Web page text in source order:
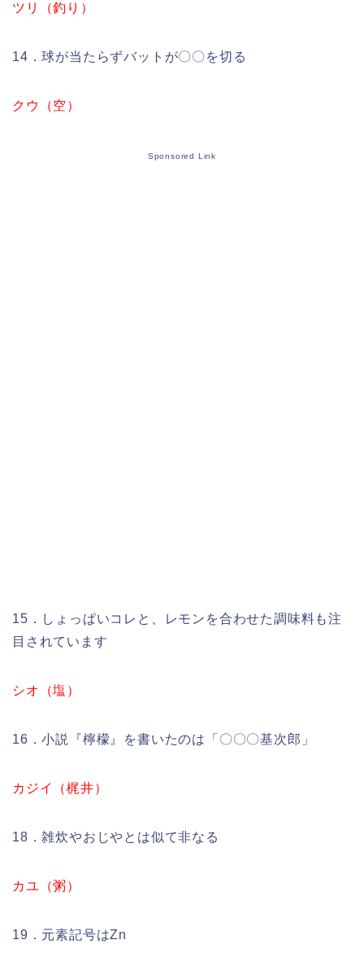
ツリ（釣り）
14．球が当たらずバットが〇〇を切る
クウ（空）
Sponsored Link
15．しょっぱいコレと、レモンを合わせた調味料も注
目されています
シオ（塩）
16．小説『檸檬』を書いたのは「〇〇〇基次郎」
カジイ（梶井）
18．雑炊やおじやとは似て非なる
カユ（粥）
19．元素記号はZn